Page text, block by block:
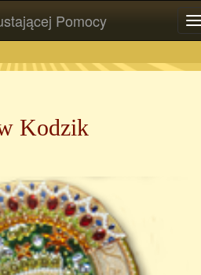
Pomocy
Kodzik